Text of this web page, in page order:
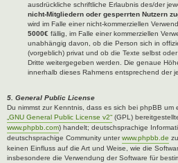
ausdrückliche schriftliche Erlaubnis des/der
nicht-Mitgliedern oder gesperrten Nutzern
wird im Falle einer nicht-kommerziellen
5000€ fällig, im Falle einer kommerziellen
unabhängig davon, ob die Person sich in
(vorgeblich) privat und ob die Texte selbst
Dritte weitergegeben werden. Die genaue
innerhalb dieses Rahmens entsprechend der
5. General Public License
Du nimmst zur Kenntnis, dass es sich bei phpBB um
„GNU General Public License v2“ (GPL)
www.phpbb.com) handelt; deutschsprachige
deutschsprachige Community unterwww.phpbb.de
keinen Einfluss auf die Art und Weise, wie die
insbesondere die Verwendung der Software für